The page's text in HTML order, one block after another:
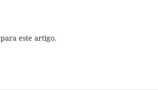
para este artigo.